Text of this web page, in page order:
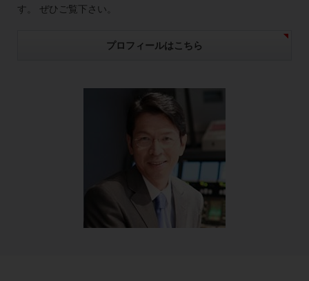
す。 ぜひご覧下さい。
プロフィールはこちら